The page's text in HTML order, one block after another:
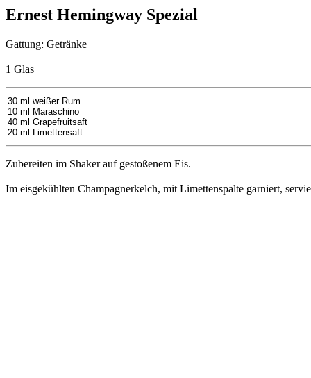
Ernest Hemingway Spezial
Gattung: Getränke
1 Glas
30 ml weißer Rum
10 ml Maraschino
40 ml Grapefruitsaft
20 ml Limettensaft
Zubereiten im Shaker auf gestoßenem Eis.
Im eisgekühlten Champagnerkelch, mit Limettenspalte garniert,